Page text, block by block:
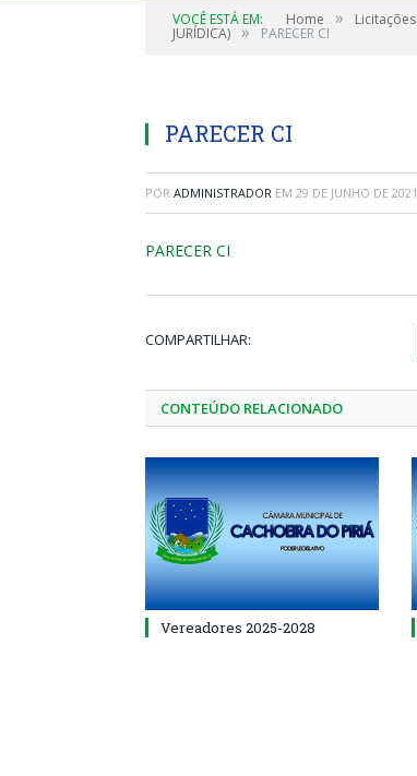
VOCÊ ESTÁ EM: Home » Licitações
JURÍDICA) » PARECER CI
PARECER CI
POR ADMINISTRADOR EM 29 DE JUNHO DE 2021
PARECER CI
COMPARTILHAR:
CONTEÚDO RELACIONADO
Vereadores 2025-2028